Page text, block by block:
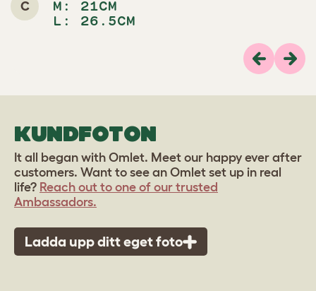
C
M: 21CM
L: 26.5CM
Previous
KUNDFOTON
It all began with Omlet. Meet our happy ever after
customers. Want to see an Omlet set up in real
life? Reach out to one of our trusted
Ambassadors.
Ladda upp ditt eget foto